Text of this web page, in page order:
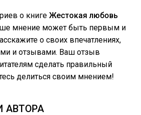
о книге Жестокая любовь
мнение может быть первым и
о своих впечатлениях,
и отзывами. Ваш отзыв
сделать правильный
делиться своим мнением!
АВТОРА